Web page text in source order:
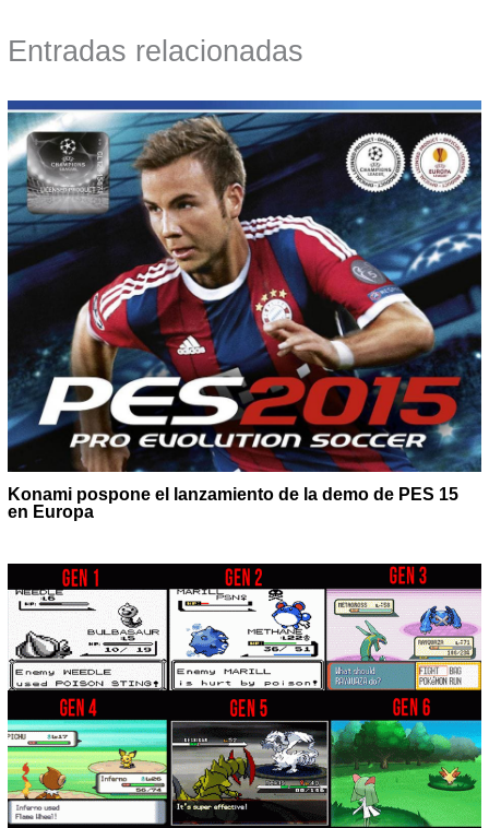
Entradas relacionadas
Konami pospone el lanzamiento de la demo de PES 15
en Europa